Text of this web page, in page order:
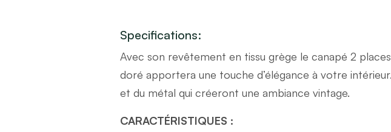
Specifications:
Avec son revêtement en tissu grège le canapé 2 places
doré apportera une touche d’élégance à votre
et du métal qui créeront une ambiance vintage.
CARACTÉRISTIQUES :